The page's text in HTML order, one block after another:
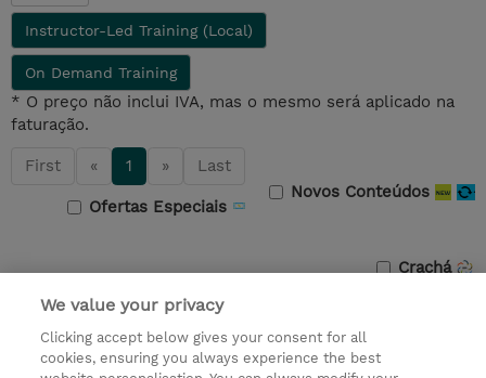
Instructor-Led Training (Local)
On Demand Training
* O preço não inclui IVA, mas o mesmo será aplicado na
faturação.
First « 1 »
Last
Novos Conteúdos
Ofertas Especiais
Crachá
IBM Learning
USD
We value your privacy
Clicking accept below gives your consent for all
cookies, ensuring you always experience the best